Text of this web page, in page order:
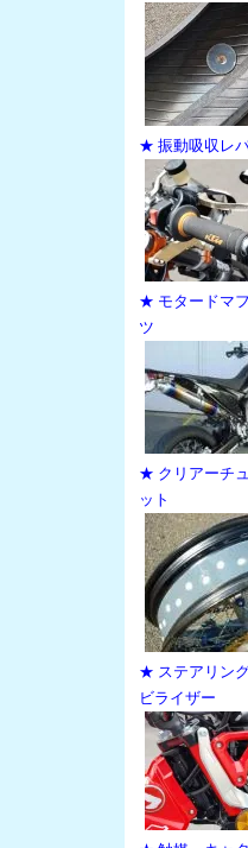
★ 振動吸収レ
★ モタードマ
ツ
★ クリアーチ
ット
★ ステアリン
ビライザー